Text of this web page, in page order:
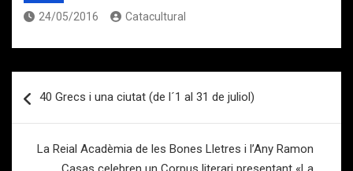
24/05/2016 Catacultural
de
40 Grecs i una ciutat (de l´1 al 31 de juliol)
La Reial Acadèmia de les Bones Lletres i l’Any Ramon